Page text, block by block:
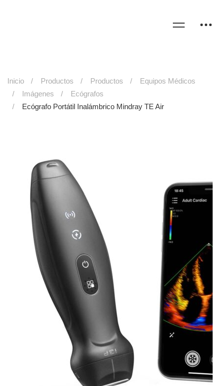
Inicio Productos Productos
Equipos Médicos
Imágenes
Ecógrafos
Ecógrafo Portátil Inalámbrico Mindray TE Air